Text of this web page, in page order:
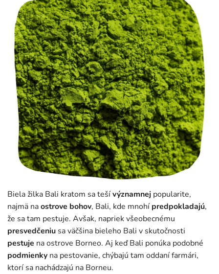
Biela žilka Bali kratom sa tešívýznamnej popularite,
najmä naostrove bohov, Bali, kde mnohí predpokladajú,
že sa tam pestuje. Avšak, napriek všeobecnému
presvedčeniu sa väčšina bieleho Bali v skutočnosti
pestuje na ostrove Borneo. Aj keď Bali ponúka podobné
podmienky na pestovanie, chýbajú tam oddaní farmári,
ktorí sa nachádzajú na Borneu.